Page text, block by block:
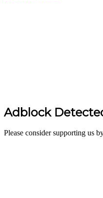
Adblock
Please consider supporting us